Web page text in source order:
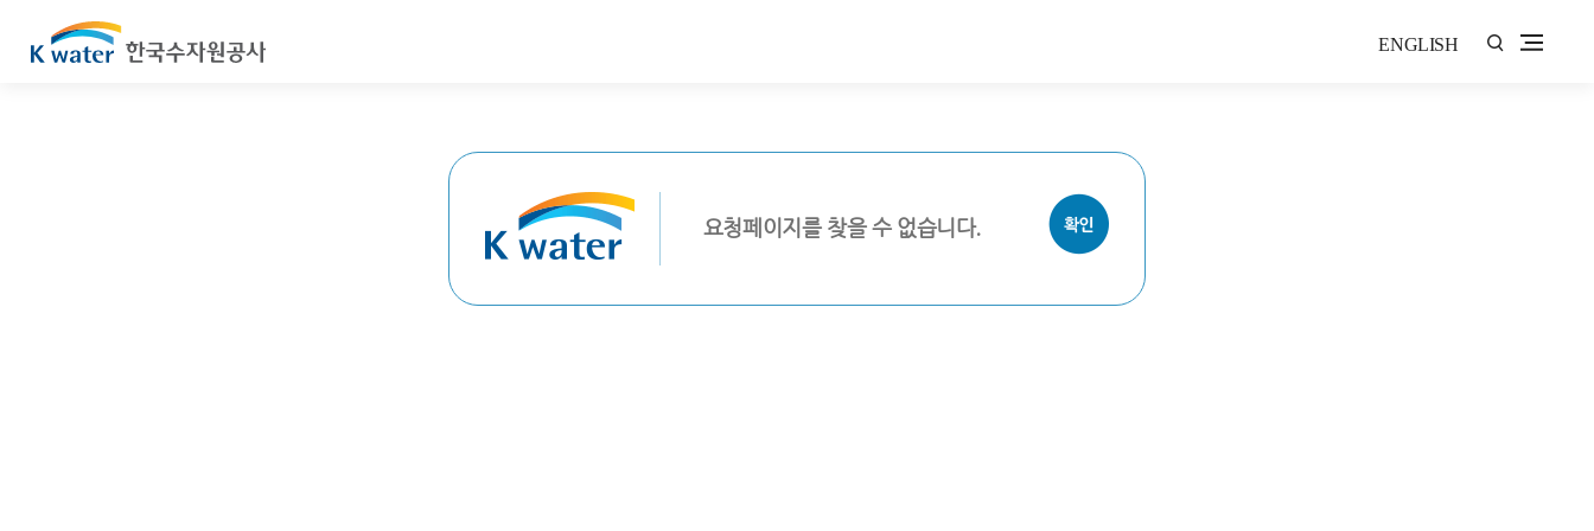
ENGLISH
요청페이지를 찾을 수 없습니다.